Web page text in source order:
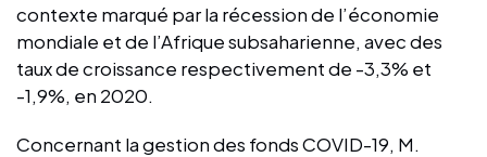
contexte marqué par la récession de l’économie
mondiale et de l’Afrique subsaharienne, avec des
taux de croissance respectivement de -3,3% et
-1,9%, en 2020.
Concernant la gestion des fonds COVID-19, M.